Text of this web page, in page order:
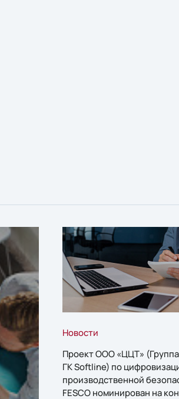
Новости
Проект ООО «ЦЦТ»
ГК Softline) по
производственной
FESCO номинирован на